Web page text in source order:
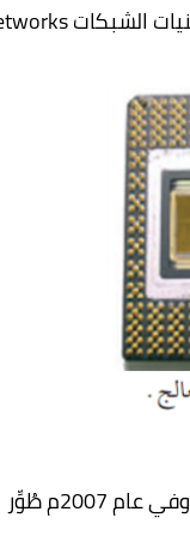
زيادة على كل المواصفات التي ملكها المعالج بنتيوم برو فإن سرعته وصلت 200 ميجاهيرتز وفي عام 2007م طُوِّر